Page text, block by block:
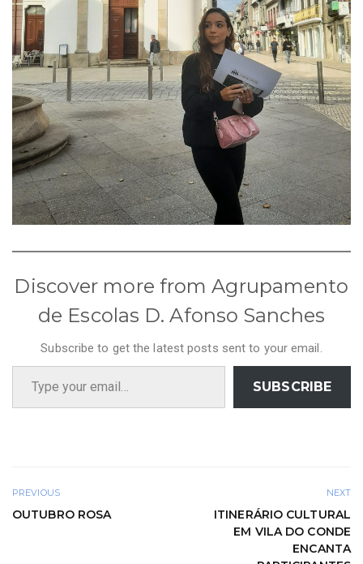
Discover more from Agrupamento
de Escolas D. Afonso Sanches
Subscribe to get the latest posts sent to your email.
Type your email…
SUBSCRIBE
PREVIOUS
OUTUBRO ROSA
NEXT
ITINERÁRIO CULTURAL
EM VILA DO CONDE
ENCANTA